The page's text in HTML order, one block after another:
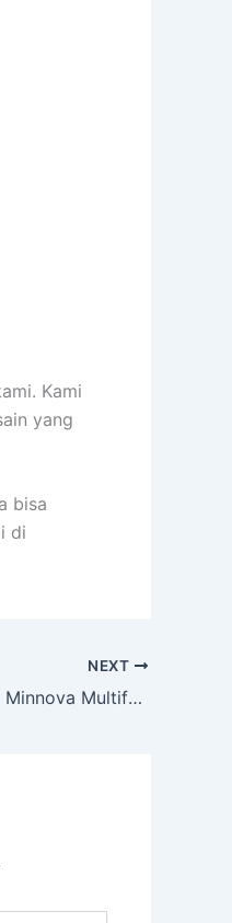
Kami
yang
bisa
di
NEXT
Jual Meja Billiard Minnova Multifungsi Bantul